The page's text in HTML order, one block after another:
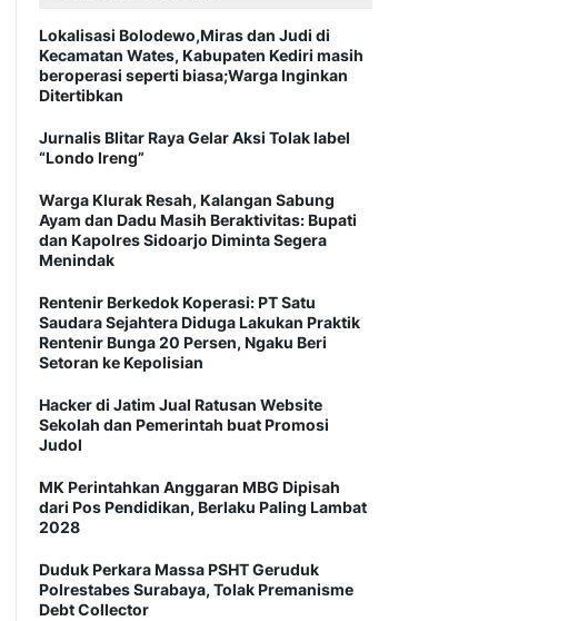
Lokalisasi Bolodewo,Miras dan Judi di
Kecamatan Wates, Kabupaten Kediri masih
beroperasi seperti biasa;Warga Inginkan
Ditertibkan
Jurnalis Blitar Raya Gelar Aksi Tolak label
“Londo Ireng”
Warga Klurak Resah, Kalangan Sabung
Ayam dan Dadu Masih Beraktivitas: Bupati
dan Kapolres Sidoarjo Diminta Segera
Menindak
Rentenir Berkedok Koperasi: PT Satu
Saudara Sejahtera Diduga Lakukan Praktik
Rentenir Bunga 20 Persen, Ngaku Beri
Setoran ke Kepolisian
Hacker di Jatim Jual Ratusan Website
Sekolah dan Pemerintah buat Promosi
Judol
MK Perintahkan Anggaran MBG Dipisah
dari Pos Pendidikan, Berlaku Paling Lambat
2028
Duduk Perkara Massa PSHT Geruduk
Polrestabes Surabaya, Tolak Premanisme
Debt Collector